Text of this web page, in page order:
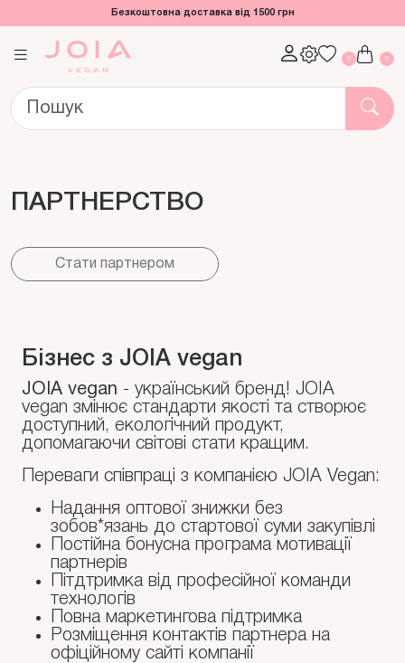
Безкоштовна доставка від 1500 грн
0 0
ПАРТНЕРСТВО
Стати партнером
Бізнес з JOIA vegan
JOIA vegan - український бренд! JOIA
vegan змінює стандарти якості та створює
доступний, екологічний продукт,
допомагаючи світові стати кращим.
Переваги співпраці з компанією JOIA Vegan:
Надання оптової знижки без
зобов*язань до стартової суми закупівлі
Постійна бонусна програма мотивації
партнерів
Пітдтримка від професійної команди
технологів
Повна маркетингова підтримка
Розміщення контактів партнера на
офіційному сайті компанії